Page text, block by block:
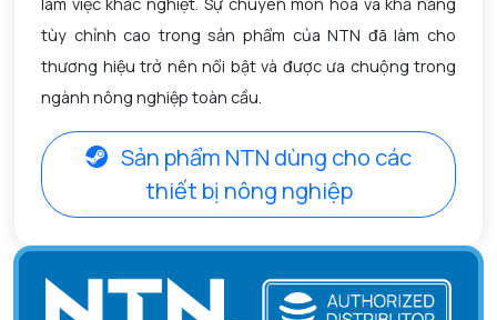
tùy chỉnh cao trong sản phẩm của NTN đã làm cho
thương hiệu trở nên nổi bật và được ưa chuộng trong
ngành nông nghiệp toàn cầu.
Sản phẩm NTN dùng cho các
thiết bị nông nghiệp